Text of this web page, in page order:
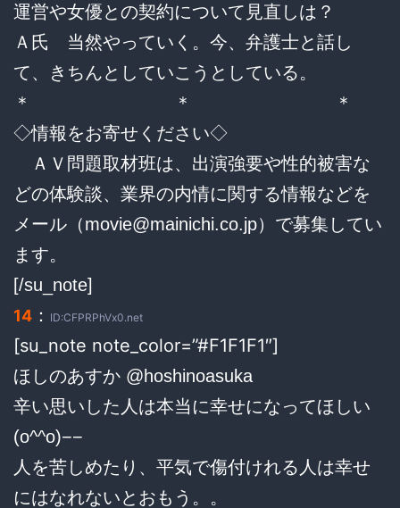
運営や女優との契約について見直しは？
Ａ氏 当然やっていく。今、弁護士と話し
て、きちんとしていこうとしている。
＊ ＊ ＊
◇情報をお寄せください◇
ＡＶ問題取材班は、出演強要や性的被害な
どの体験談、業界の内情に関する情報などを
メール（movie@mainichi.co.jp）で募集してい
ます。
[/su_note]
14 ： ID:CFPRPhVx0.net
[su_note note_color=”#F1F1F1″]
ほしのあすか @hoshinoasuka
辛い思いした人は本当に幸せになってほしい
(o^^o)−−
人を苦しめたり、平気で傷付けれる人は幸せ
にはなれないとおもう。。